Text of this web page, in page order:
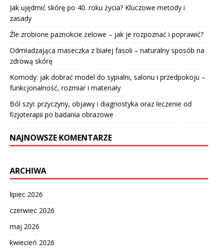
Jak ujędrnić skórę po 40. roku życia? Kluczowe metody i
zasady
Źle zrobione paznokcie żelowe – jak je rozpoznać i poprawić?
Odmładzająca maseczka z białej fasoli – naturalny sposób na
zdrową skórę
Komody: jak dobrać model do sypialni, salonu i przedpokoju –
funkcjonalność, rozmiar i materiały
Ból szyi: przyczyny, objawy i diagnostyka oraz leczenie od
fizjoterapii po badania obrazowe
NAJNOWSZE KOMENTARZE
ARCHIWA
lipiec 2026
czerwiec 2026
maj 2026
kwiecień 2026